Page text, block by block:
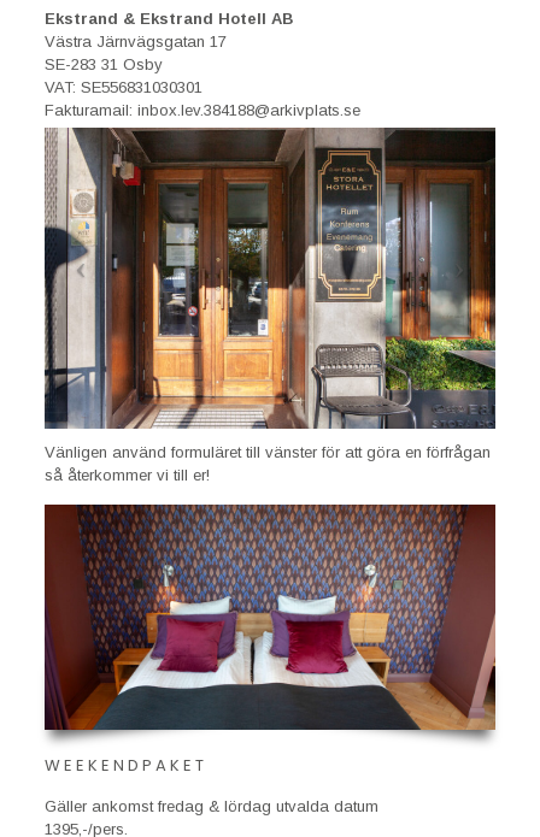
Ekstrand & Ekstrand Hotell AB
Västra Järnvägsgatan 17
SE-283 31 Osby
VAT: SE556831030301
Fakturamail: inbox.lev.384188@arkivplats.se
Vänligen använd formuläret till vänster för att göra en förfrågan
så återkommer vi till er!
WEEKENDPAKET
Gäller ankomst fredag & lördag utvalda datum
1395,-/pers.